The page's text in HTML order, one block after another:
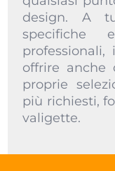
design. A
specifiche
professionali,
offrire anche
proprie
più richiesti,
valigette.